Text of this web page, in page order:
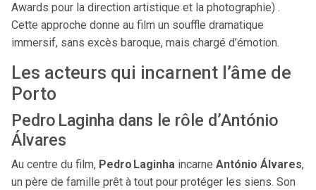
Awards pour la direction artistique et la photographie) .
Cette approche donne au film un souffle dramatique
immersif, sans excès baroque, mais chargé d’émotion.
Les acteurs qui incarnent l’âme de
Porto
Pedro Laginha dans le rôle d’António
Álvares
Au centre du film, Pedro Laginha incarne António Álvares,
un père de famille prêt à tout pour protéger les siens. Son